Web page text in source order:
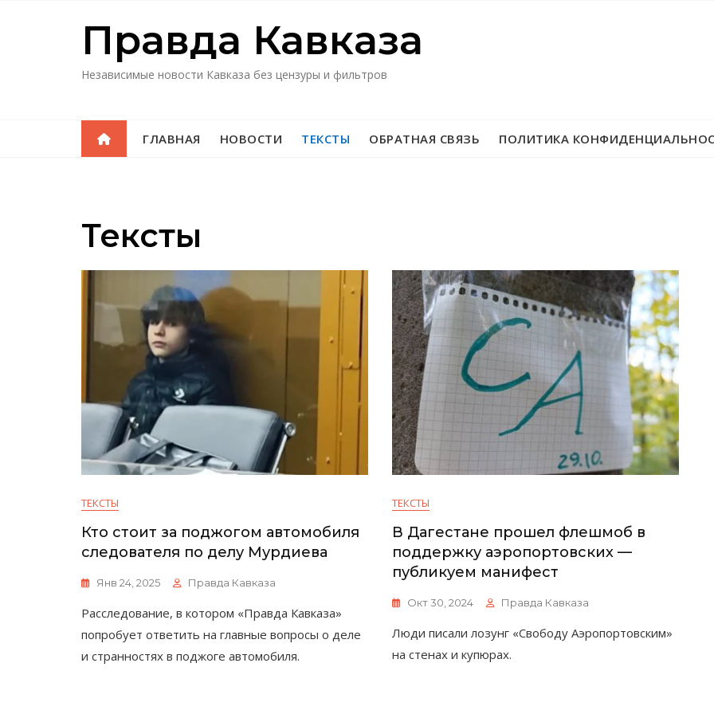
Правда Кавказa
Независимые новости Кавказа без цензуры и фильтров
ГЛАВНАЯ НОВОСТИ ТЕКСТЫ ОБРАТНАЯ СВЯЗЬ ПОЛИТИКА
Тексты
ТЕКСТЫ
Кто стоит за поджогом автомобиля
следователя по делу Мурдиева
Янв 24, 2025 Правда Кавказа
Расследование, в котором «Правда Кавказа»
попробует ответить на главные вопросы о деле
и странностях в поджоге автомобиля.
ТЕКСТЫ
В Дагестане прошел флешмоб в
поддержку аэропортовских —
публикуем манифест
Окт 30, 2024 Правда Кавказа
Люди писали лозунг «Свободу Аэропортовским»
на стенах и купюрах.